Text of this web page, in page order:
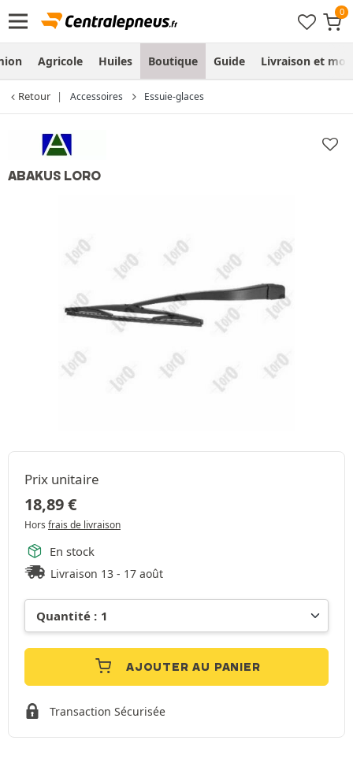
Agricole Huiles Boutique Guide Livraison et
Retour Accessoires Essuie-glaces
ABAKUS LORO
Prix unitaire
18,89€
Hors frais de livraison
En stock
Livraison 13 - 17 août
AJOUTER AU PANIER
Transaction Sécurisée